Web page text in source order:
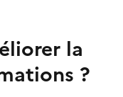
la
?